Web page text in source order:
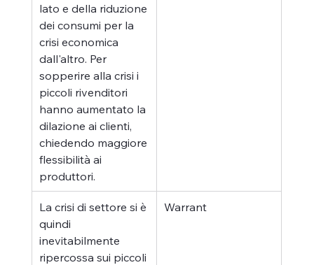
lato e della riduzione
dei consumi per la
crisi economica
dall'altro. Per
sopperire alla crisi i
piccoli rivenditori
hanno aumentato la
dilazione ai clienti,
chiedendo maggiore
flessibilità ai
produttori.
La crisi di settore si è
quindi
inevitabilmente
ripercossa sui piccoli
Warrant